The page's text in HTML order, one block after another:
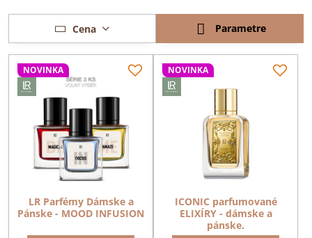
Cena Parametre
NOVINKA
LR Parfémy Dámske a
Pánske - MOOD INFUSION
NOVINKA
ICONIC parfumované
ELIXÍRY - dámske a
pánske.